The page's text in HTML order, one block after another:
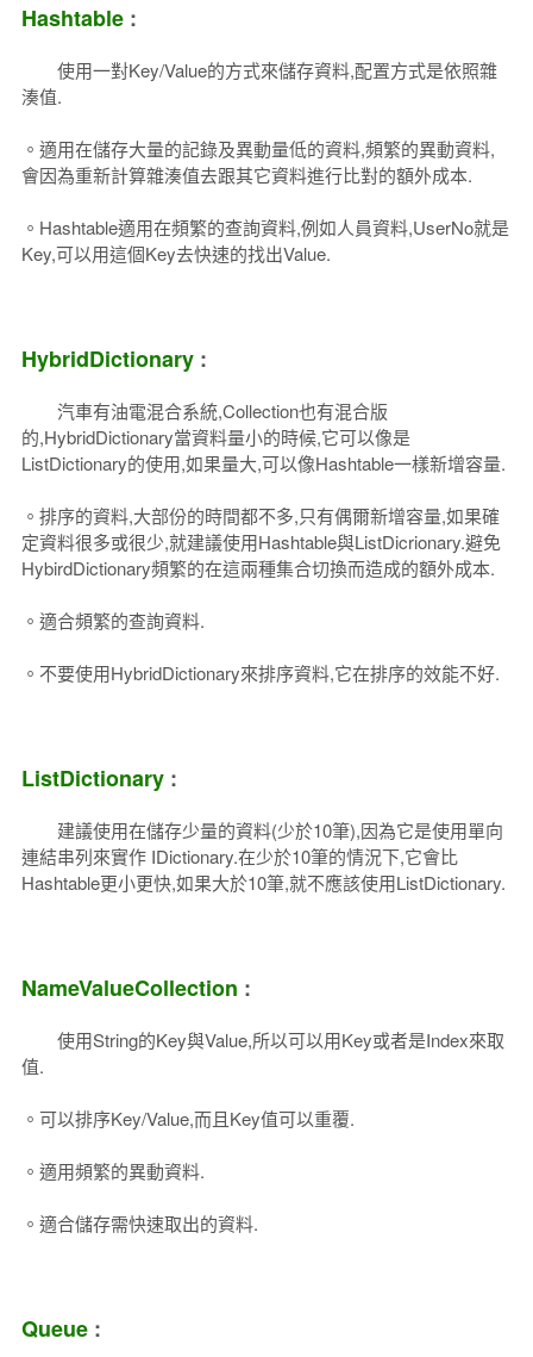
Hashtable:
使用一對Key/Value的方式來儲存資料,配置方式是依照雜
湊值.
。適用在儲存大量的記錄及異動量低的資料,頻繁的異動資料,
會因為重新計算雜湊值去跟其它資料進行比對的額外成本.
。Hashtable適用在頻繁的查詢資料,例如人員資料,UserNo就是
Key,可以用這個Key去快速的找出Value.
HybridDictionary:
汽車有油電混合系統,Collection也有混合版
的,HybridDictionary當資料量小的時候,它可以像是
ListDictionary的使用,如果量大,可以像Hashtable一樣新增容量.
。排序的資料,大部份的時間都不多,只有偶爾新增容量,如果確
定資料很多或很少,就建議使用Hashtable與ListDicrionary.避免
HybirdDictionary頻繁的在這兩種集合切換而造成的額外成本.
。適合頻繁的查詢資料.
。不要使用HybridDictionary來排序資料,它在排序的效能不好.
ListDictionary :
建議使用在儲存少量的資料(少於10筆),因為它是使用單向
連結串列來實作 IDictionary.在少於10筆的情況下,它會比
Hashtable更小更快,如果大於10筆,就不應該使用ListDictionary.
NameValueCollection :
使用String的Key與Value,所以可以用Key或者是Index來取
值.
。可以排序Key/Value,而且Key值可以重覆.
。適用頻繁的異動資料.
。適合儲存需快速取出的資料.
Queue :